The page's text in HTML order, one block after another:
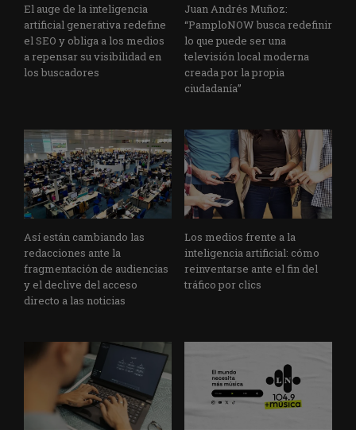
El auge de la inteligencia
artificial generativa redefine
el SEO y obliga a los medios
a repensar su visibilidad en
los buscadores
Juan Andrés Muñoz:
“PamploNOW busca redefinir
lo que puede ser una
televisión local moderna
creada por la propia
ciudadanía”
Así están cambiando las
redacciones ante la
fragmentación de audiencias
y el declive del acceso
directo a las noticias
Los medios frente a la
inteligencia artificial: cómo
reinventarse ante el fin del
tráfico por clics